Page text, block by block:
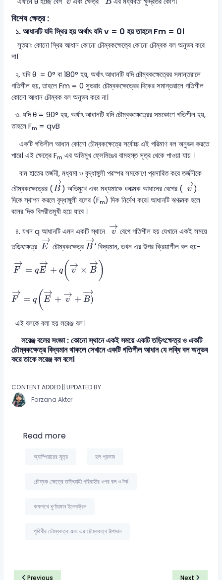
v B
বিশেষ ক্ষেত্র :
১. আধানটি যদি স্থির হয় অর্থাৎ যদি v = 0 হয় তাহলে Fm = 0।
সুতরাং কোনো স্থির আধান কোনো চৌম্বকক্ষেত্রে কোনো চৌম্বক বল অনুভব করে
না।
২. যদি θ = 0° বা 180° হয়, অর্থাৎ আধানটি যদি চৌম্বকক্ষেত্রের সমান্তরালে
গতিশীল হয়, তাহলে Fm = 0 সুতরাং চৌম্বকক্ষেত্রের দিকের সমান্তরালে গতিশীল
কোনো আধান চৌম্বক বল অনুভব করে না।
৩. যদি θ = 90° হয়, অর্থাৎ আধানটি যদি চৌম্বকক্ষেত্রের সমকোণে গতিশীল হয়,
তাহলে Fm = qvB
একটি গতিশীল আধান কোনো চৌম্বকক্ষেত্রে সর্বোচ্চ এই পরিমাণ বল অনুভব করতে
পারে। এই ক্ষেত্রে Fm এর অভিমুখ ফ্লেমিঙের বামহস্ত সূত্র থেকে পাওয়া যায় ।
বাম হাতের তর্জনী, মধ্যমা ও বৃদ্ধাঙ্গুলী পরস্পর সমকোণে প্রসারিত করে তর্জনীকে
চৌম্বকক্ষেত্রের (
→
B
B→
) অভিমুখে এবং মধ্যমাকে ধনাত্মক আধানের বেগের (
→
v
v→
)
দিকে স্থাপন করলে বৃদ্ধাঙ্গুলী বলের (Fm) দিক নির্দেশ করে। আধানটি ঋণাত্মক হলে
বলের দিক বিপরীতমুখী হয়ে যাবে ।
৪. যখন q আধানটি এমন একটি স্থানে
→
v
v→
বেগে গতিশীল হয় যেখানে একই সময়ে
তড়িৎক্ষেত্র
→
E
E→
চৌম্বকক্ষেত্র
→
B
B→
' বিদ্যমান, তখন এর উপর ক্রিয়াশীল বল হয়-
→
F = q
→
E + q( →
v ×
→
B )
→ → (v → →
→
F = q(→
E + →
v +
−
→
B)
→ (E → → B)→
এই বলকে বলা হয় লরেঞ্জ বল।
লরেঞ্জ বলের সংজ্ঞা : কোনো স্থানে একই সময়ে একটি তড়িৎক্ষেত্র ও একটি
চৌম্বকক্ষেত্র বিদ্যমান থাকলে সেখানে একটি গতিশীল আধান যে লব্ধি বল অনুভব
করে তাকে লরেঞ্জ বল বলে।
CONTENT ADDED || UPDATED BY
Farzana Akter
Read more
অ্যাম্পিয়ারের সূত্র হল প্রভাব
চৌম্বক ক্ষেত্রে তড়িৎবাহী পরিবাহীর ওপর বল ও টর্ক
কক্ষপথে ঘুর্ণায়মান ইলেকট্রন
পৃথিবীর চৌম্বকত্ব এবং এর চৌম্বকত্ব উপাদান
Previous Next